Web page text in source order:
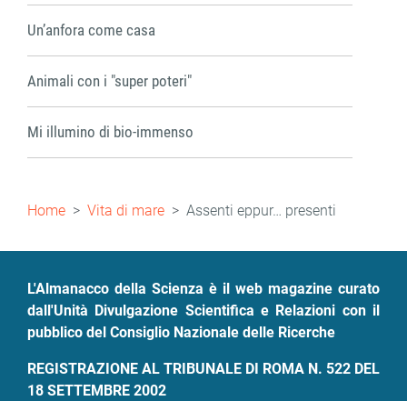
Un’anfora come casa
Animali con i "super poteri"
Mi illumino di bio-immenso
Briciole
Home Vita di mare Assenti eppur… presenti
L'Almanacco della Scienza è il web magazine curato
dall'Unità Divulgazione Scientifica e Relazioni con il
pubblico del Consiglio Nazionale delle Ricerche
REGISTRAZIONE AL TRIBUNALE DI ROMA N. 522 DEL
18 SETTEMBRE 2002